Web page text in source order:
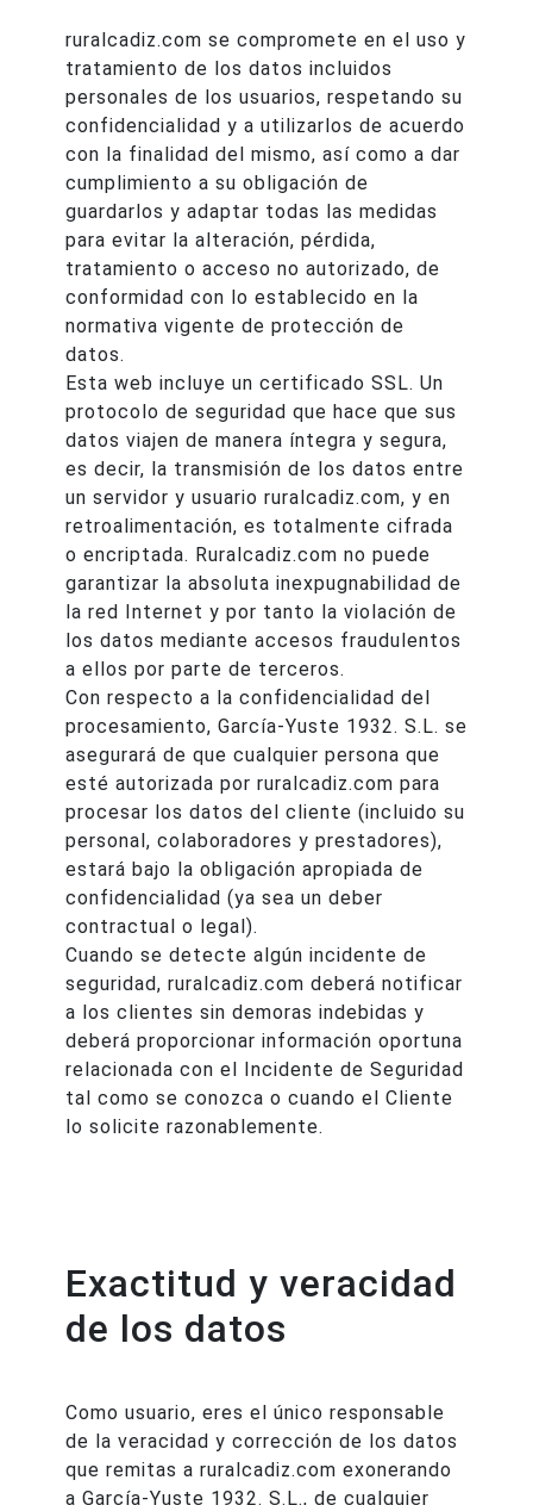
ruralcadiz.com se compromete en el uso y
tratamiento de los datos incluidos
personales de los usuarios, respetando su
confidencialidad y a utilizarlos de acuerdo
con la finalidad del mismo, así como a dar
cumplimiento a su obligación de
guardarlos y adaptar todas las medidas
para evitar la alteración, pérdida,
tratamiento o acceso no autorizado, de
conformidad con lo establecido en la
normativa vigente de protección de
datos.
Esta web incluye un certificado SSL. Un
protocolo de seguridad que hace que sus
datos viajen de manera íntegra y segura,
es decir, la transmisión de los datos entre
un servidor y usuario ruralcadiz.com, y en
retroalimentación, es totalmente cifrada
o encriptada. Ruralcadiz.com no puede
garantizar la absoluta inexpugnabilidad de
la red Internet y por tanto la violación de
los datos mediante accesos fraudulentos
a ellos por parte de terceros.
Con respecto a la confidencialidad del
procesamiento, García-Yuste 1932. S.L. se
asegurará de que cualquier persona que
esté autorizada por ruralcadiz.com para
procesar los datos del cliente (incluido su
personal, colaboradores y prestadores),
estará bajo la obligación apropiada de
confidencialidad (ya sea un deber
contractual o legal).
Cuando se detecte algún incidente de
seguridad, ruralcadiz.com deberá notificar
a los clientes sin demoras indebidas y
deberá proporcionar información oportuna
relacionada con el Incidente de Seguridad
tal como se conozca o cuando el Cliente
lo solicite razonablemente.
Exactitud y veracidad
de los datos
Como usuario, eres el único responsable
de la veracidad y corrección de los datos
que remitas a ruralcadiz.com exonerando
a García-Yuste 1932. S.L., de cualquier